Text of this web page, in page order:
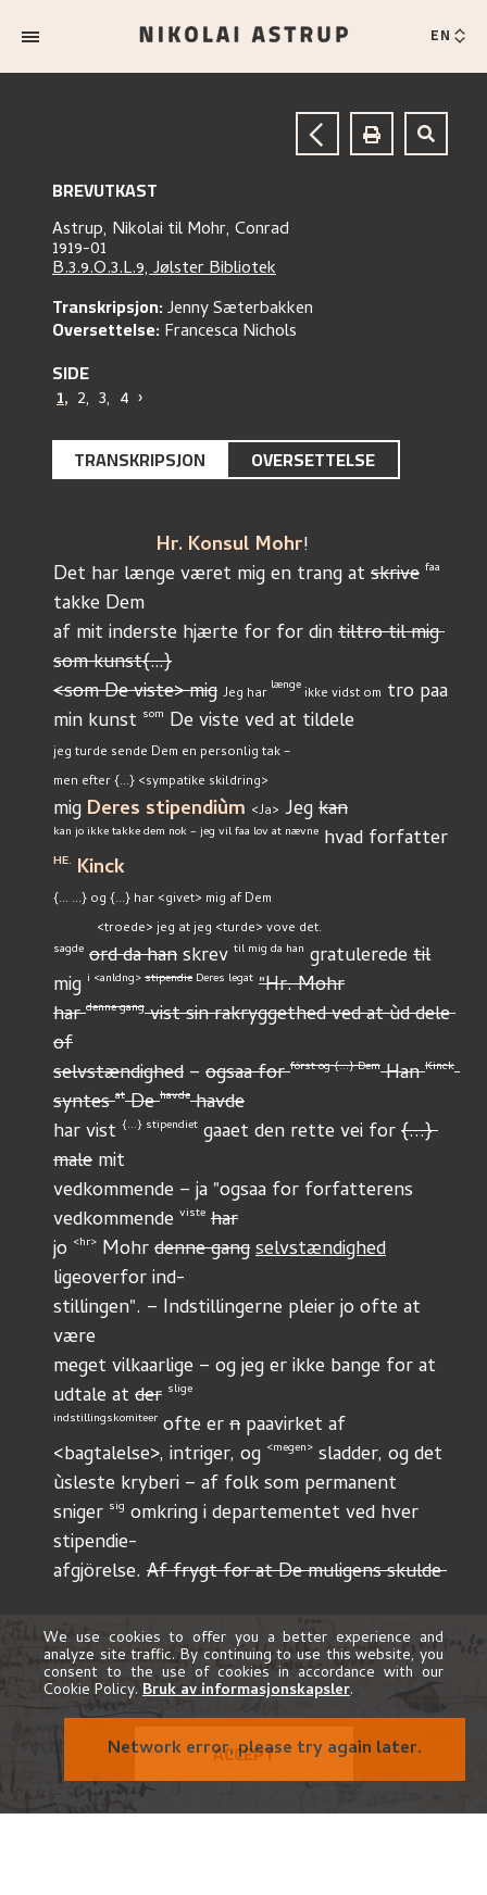
EN
BREVUTKAST
Astrup, Nikolai tilMohr, Conrad
1919-01
B.3.9.O.3.L.9, Jølster Bibliotek
Transkripsjon:Jenny Sæterbakken
Oversettelse:Francesca Nichols
SIDE
1, 2, 3, 4 ›
TRANSKRIPSJON OVERSETTELSE
Hr. Konsul Mohr!
Det har længe været mig en trang at skrive faa
takke Dem
af mit inderste hjærte for for din tiltro til mig
som kunst{…}
<som De viste> mig Jeg har længe ikke vidst om tro paa
min kunst som De viste ved at tildele
jeg turde sende Dem en personlig tak –
men efter {...} <sympatike skildring>
mig Deres stipendiùm <Ja> Jeg kan
kan jo ikke takke dem nok – jeg vil faa lov at nævne hvad forfatter
HE. Kinck
{... ...} og {...} har <givet> mig af Dem
<troede> jeg at jeg <turde> vove det.
sagde ord da han skrev til mig da han gratulerede til
mig i <anldng> stipendie Deres legat "Hr. Mohr
har denne gang vist sin rakryggethed ved at ùd dele
of
selvstændighed – ogsaa for först og {...} Dem Han Kinck
syntes at De havde havde
har vist {...} stipendiet gaaet den rette vei for {...}
male mit
vedkommende – ja "ogsaa for forfatterens
vedkommende viste har
jo <hr> Mohr denne gangselvstændighed
ligeoverfor ind-
stillingen". – Indstillingerne pleier jo ofte at
være
meget vilkaarlige – og jeg er ikke bange for at
udtale at der slige
indstillingskomiteer ofte er n paavirket af
<bagtalelse>, intriger, og <megen> sladder, og det
ùsleste kryberi – af folk som permanent
sniger sig omkring i departementet ved hver
stipendie-
afgjörelse. Af frygt for at De muligens skulde
mig som en kryber slig {...} kryber – har jeg
afholdt
mig fra at fölge min trang til at takke Dem – jeg
var bange for at min ringe hyldest kùnde
misforstaaes
men nù faar jeg resikere det – jeg vilde
gjerne sendt Dem
We use cookies to offer you a better experience and
analyze site traffic. By continuing to use this website, you
consent to the use of cookies in accordance with our
Cookie Policy. Bruk av informasjonskapsler.
ACCEPT
Network error, please try again later.